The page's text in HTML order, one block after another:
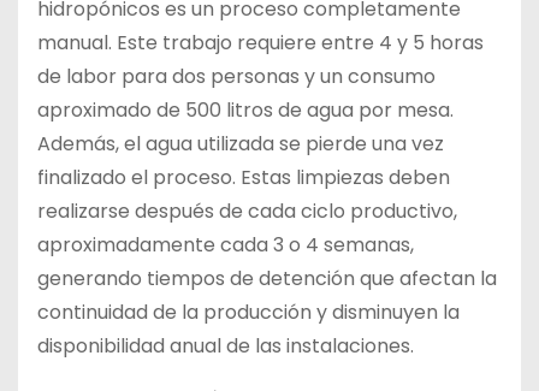
hidropónicos es un proceso completamente
manual. Este trabajo requiere entre 4 y 5 horas
de labor para dos personas y un consumo
aproximado de 500 litros de agua por mesa.
Además, el agua utilizada se pierde una vez
finalizado el proceso. Estas limpiezas deben
realizarse después de cada ciclo productivo,
aproximadamente cada 3 o 4 semanas,
generando tiempos de detención que afectan la
continuidad de la producción y disminuyen la
disponibilidad anual de las instalaciones.